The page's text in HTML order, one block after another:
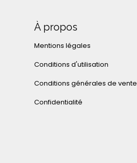
À propos
Mentions légales
Conditions d'utilisation
Conditions générales de vente
Confidentialité